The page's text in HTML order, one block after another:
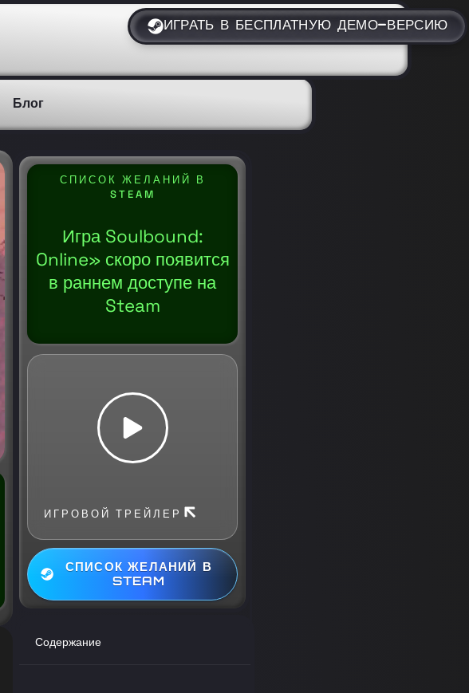
ИГРАТЬ В БЕСПЛАТНУЮ ДЕМО-ВЕРСИЮ
Блог
СПИСОК ЖЕЛАНИЙ В
STEAM
Игра Soulbound:
Online» скоро появится
в раннем доступе на
Steam
ИГРОВОЙ ТРЕЙЛЕР
СПИСОК ЖЕЛАНИЙ В
STEAM
Содержание